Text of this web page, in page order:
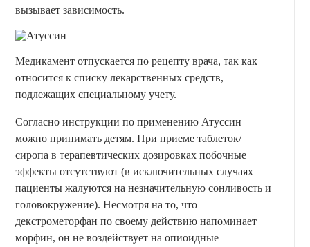
вызывает зависимость.
Медикамент отпускается по рецепту врача, так как
относится к списку лекарственных средств,
подлежащих специальному учету.
Согласно инструкции по применению Атуссин
можно принимать детям. При приеме таблеток/
сиропа в терапевтических дозировках побочные
эффекты отсутствуют (в исключительных случаях
пациенты жалуются на незначительную сонливость и
головокружение). Несмотря на то, что
декстрометорфан по своему действию напоминает
морфин, он не воздействует на опиоидные